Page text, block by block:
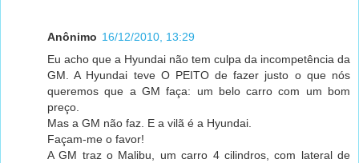
Anônimo 16/12/2010, 13:29
Eu acho que a Hyundai não tem culpa da incompetência da
GM. A Hyundai teve O PEITO de fazer justo o que nós
queremos que a GM faça: um belo carro com um bom
preço.
Mas a GM não faz. E a vilã é a Hyundai.
Façam-me o favor!
A GM traz o Malibu, um carro 4 cilindros, com lateral de